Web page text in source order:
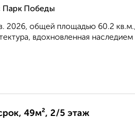
Парк Победы
2026, общей площадью 60.2
вдохновленная наследием
49м², 2/5 этаж